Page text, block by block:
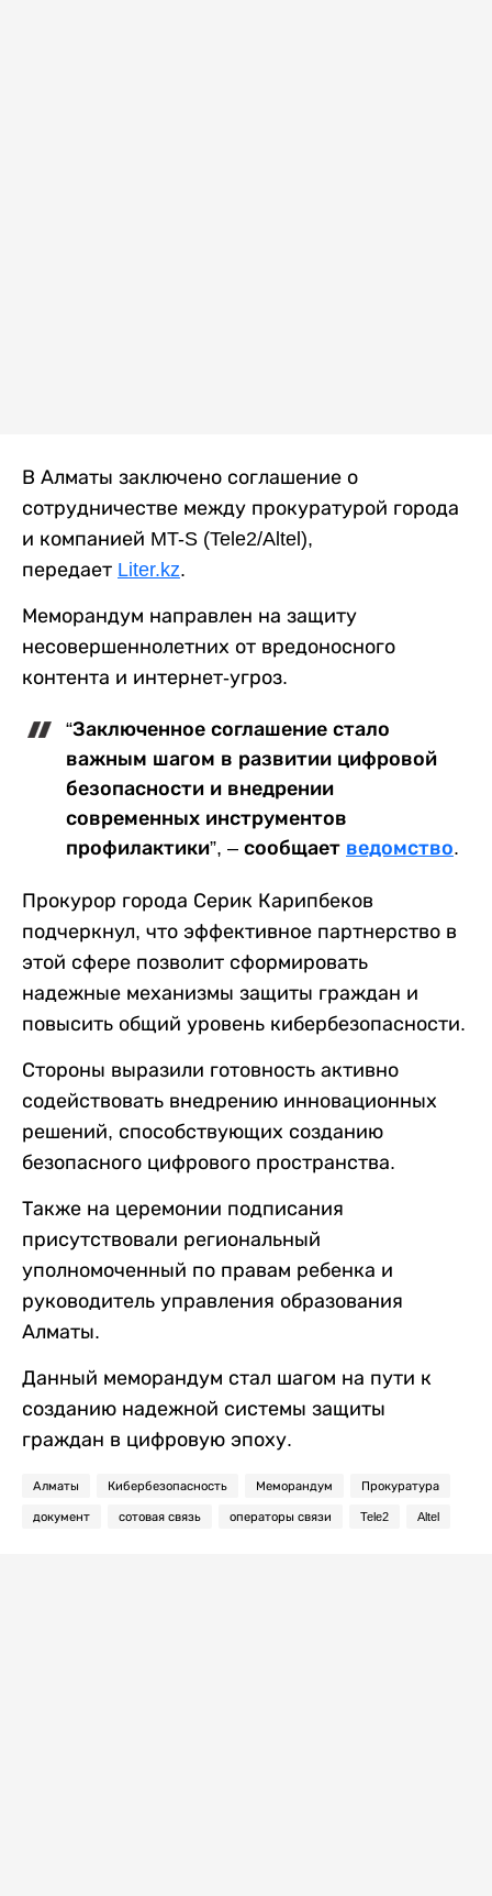
В Алматы заключено соглашение о
сотрудничестве между прокуратурой города
и компанией MT-S (Tele2/Altel),
передает Liter.kz.
Меморандум направлен на защиту
несовершеннолетних от вредоносного
контента и интернет-угроз.
“Заключенное соглашение стало
важным шагом в развитии цифровой
безопасности и внедрении
современных инструментов
профилактики”, – сообщает ведомство.
Прокурор города Серик Карипбеков
подчеркнул, что эффективное партнерство в
этой сфере позволит сформировать
надежные механизмы защиты граждан и
повысить общий уровень кибербезопасности.
Стороны выразили готовность активно
содействовать внедрению инновационных
решений, способствующих созданию
безопасного цифрового пространства.
Также на церемонии подписания
присутствовали региональный
уполномоченный по правам ребенка и
руководитель управления образования
Алматы.
Данный меморандум стал шагом на пути к
созданию надежной системы защиты
граждан в цифровую эпоху.
Алматы Кибербезопасность Меморандум Прокуратура
документ сотовая связь операторы связи Tele2 Altel